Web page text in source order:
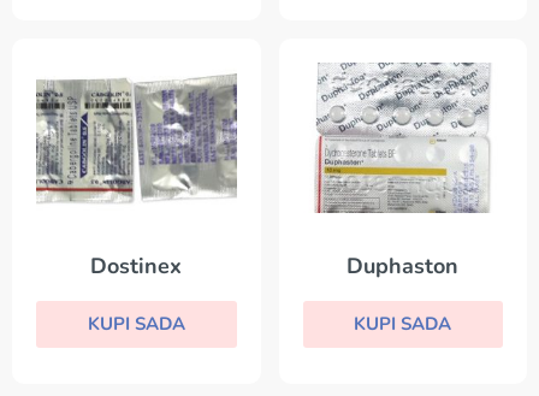
Dostinex
KUPI SADA
Duphaston
KUPI SADA